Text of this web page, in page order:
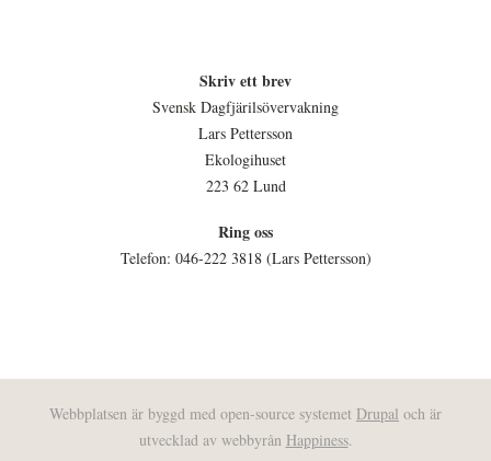
Skriv ett brev
Svensk Dagfjärilsövervakning
Lars Pettersson
Ekologihuset
223 62 Lund
Ring oss
Telefon: 046-222 3818 (Lars Pettersson)
Webbplatsen är byggd med open-source systemet Drupal och är
utvecklad av webbyrån Happiness.